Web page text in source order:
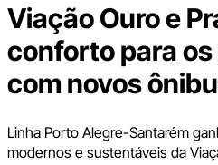
Viação Ouro e
conforto para
com novos
Linha Porto Alegre-Santarém
modernos e sustentáveis da